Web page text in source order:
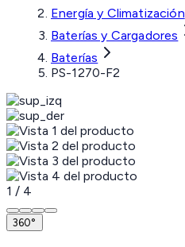
Energía y Climatización
Baterías y Cargadores
Baterías
PS-1270-F2
1 / 4
360°